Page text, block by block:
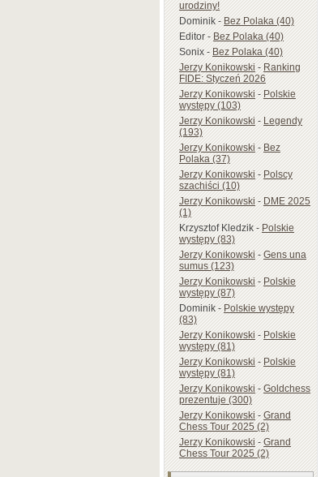
urodziny!
Dominik-Bez Polaka (40)
Editor-Bez Polaka (40)
Sonix-Bez Polaka (40)
Jerzy Konikowski-Ranking
FIDE: Styczeń 2026
Jerzy Konikowski-Polskie
występy (103)
Jerzy Konikowski-Legendy
(193)
Jerzy Konikowski-Bez
Polaka (37)
Jerzy Konikowski-Polscy
szachiści (10)
Jerzy Konikowski-DME 2025
(1)
Krzysztof Kledzik-Polskie
występy (83)
Jerzy Konikowski-Gens una
sumus (123)
Jerzy Konikowski-Polskie
występy (87)
Dominik-Polskie występy
(83)
Jerzy Konikowski-Polskie
występy (81)
Jerzy Konikowski-Polskie
występy (81)
Jerzy Konikowski-Goldchess
prezentuje (300)
Jerzy Konikowski-Grand
Chess Tour 2025 (2)
Jerzy Konikowski-Grand
Chess Tour 2025 (2)